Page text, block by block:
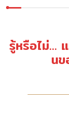
รู้หรือไม่…
น